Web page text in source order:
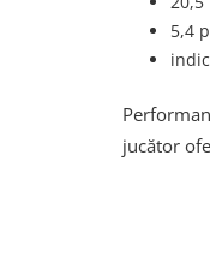
5,4
jucător